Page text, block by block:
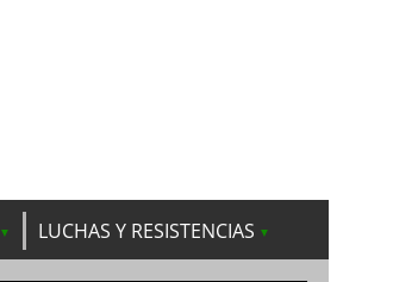
LUCHAS Y RESISTENCIAS